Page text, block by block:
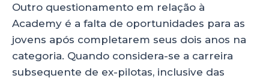
Outro questionamento em relação à
Academy é a falta de oportunidades para as
jovens após completarem seus dois anos na
categoria. Quando considera-se a carreira
subsequente de ex-pilotas, inclusive das